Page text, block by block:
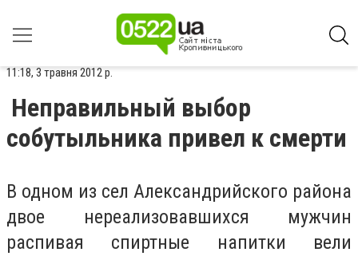
11:18, 3 травня 2012 р.
Неправильный выбор
собутыльника привел к смерти
В одном из сел Александрийского района
двое нереализовавшихся мужчин
распивая спиртные напитки вели